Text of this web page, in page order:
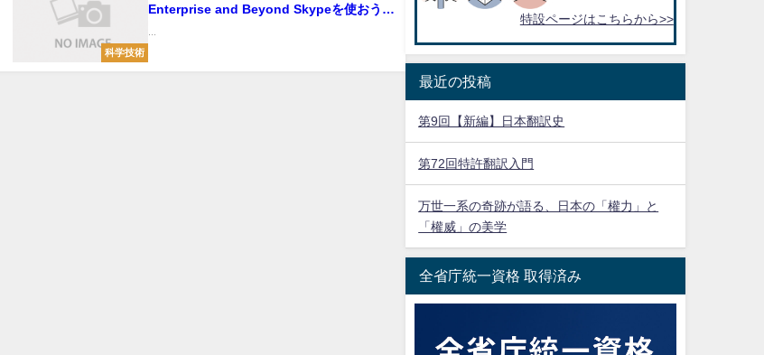
科学技術
Enterprise and Beyond Skypeを使おう！
特設ページはこちらから>>
最近の投稿
第9回【新編】日本翻訳史
第72回特許翻訳入門
万世一系の奇跡が語る、日本の「權力」と
「權威」の美学
全省庁統一資格 取得済み